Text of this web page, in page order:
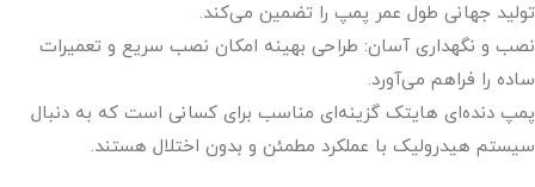
تولید جهانی طول عمر پمپ را تضمین می‌کند.
نصب و نگهداری آسان: طراحی بهینه امکان نصب سریع و تعمیرات
ساده را فراهم می‌آورد.
پمپ دنده‌ای هایتک گزینه‌ای مناسب برای کسانی است که به دنبال
سیستم هیدرولیک با عملکرد مطمئن و بدون اختلال هستند.